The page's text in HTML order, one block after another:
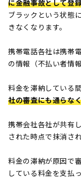
に金融事故として登
ブラックという状態
きなくなります。
携帯電話各社は携帯
の情報（不払い者情
料金を滞納している
社の審査にも通らな
携帯会社各社が共有
された時点で抹消され
料金の滞納が原因で
している料金を支払